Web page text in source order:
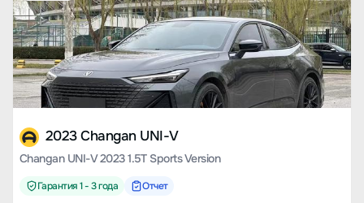
2023 Changan UNI-V
Changan UNI-V 2023 1.5T Sports Version
Гарантия 1 - 3 года Отчет